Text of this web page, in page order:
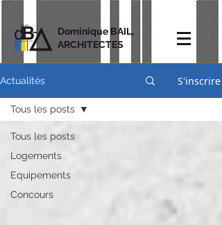
Dominique BAIL,
ARCHITECTES
Actualités S'inscrire
Tous les posts
Logements
Equipements
Concours
Tous les posts